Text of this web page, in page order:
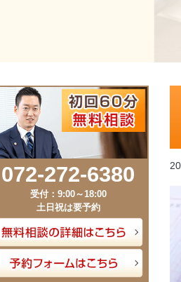
072-272-6380
受付：9:00～18:00
土日祝は要予約